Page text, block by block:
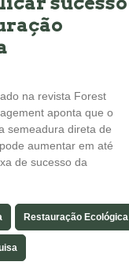
na revista Forest
aponta que o
semeadura direta de
aumentar em até
de sucesso da
Restauração Ecológica